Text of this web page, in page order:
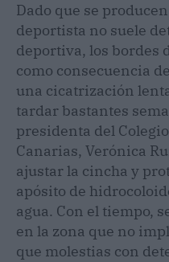
Dado que se
deportista no suele
deportiva, los bordes
como consecuencia
una cicatrización
tardar bastantes
presidenta del
Canarias, Verónica
ajustar la cincha y
apósito de
agua. Con el tiempo,
en la zona que no
que molestias con